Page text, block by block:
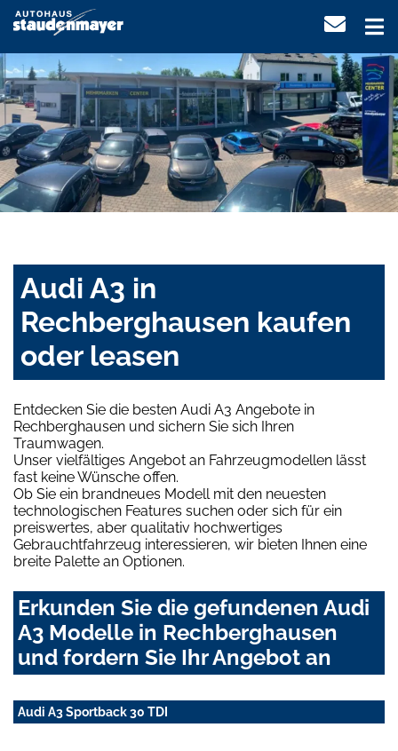
Audi A3 in
Rechberghausen kaufen
oder leasen
Entdecken Sie die besten Audi A3 Angebote in
Rechberghausen und sichern Sie sich Ihren
Traumwagen.
Unser vielfältiges Angebot an Fahrzeugmodellen lässt
fast keine Wünsche offen.
Ob Sie ein brandneues Modell mit den neuesten
technologischen Features suchen oder sich für ein
preiswertes, aber qualitativ hochwertiges
Gebrauchtfahrzeug interessieren, wir bieten Ihnen eine
breite Palette an Optionen.
Erkunden Sie die gefundenen Audi
A3 Modelle in Rechberghausen
und fordern Sie Ihr Angebot an
Audi A3 Sportback 30 TDI